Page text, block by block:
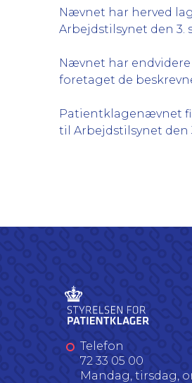
Nævnet har herved
Arbejdstilsynet den 3.
Nævnet har
foretaget de
Patientklagenævnet
til Arbejdstilsynet den
Telefon
72 33 05 00
Mandag, tirsdag,